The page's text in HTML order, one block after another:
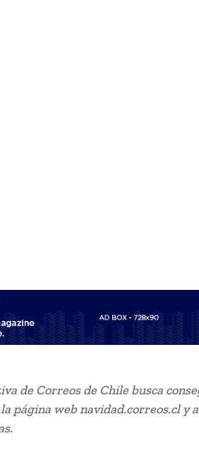
de Correos de Chile busca
página web navidad.correos.cl y